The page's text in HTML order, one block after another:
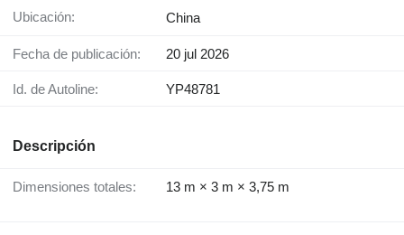
Ubicación: China
Fecha de publicación: 20 jul 2026
Id. de Autoline: YP48781
Descripción
Dimensiones totales: 13 m × 3 m × 3,75 m